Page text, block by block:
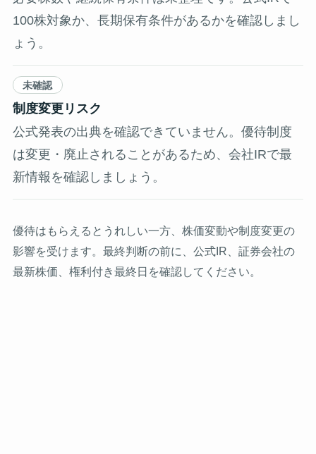
100株対象か、長期保有条件があるかを確認しまし
ょう。
未確認
制度変更リスク
公式発表の出典を確認できていません。優待制度
は変更・廃止されることがあるため、会社IRで最
新情報を確認しましょう。
優待はもらえるとうれしい一方、株価変動や制度変更の
影響を受けます。最終判断の前に、公式IR、証券会社の
最新株価、権利付き最終日を確認してください。